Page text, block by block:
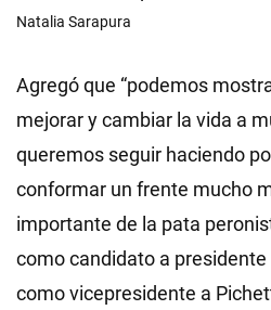
Natalia Sarapura
Agregó que “podemos
mejorar y cambiar la vida a
queremos seguir haciendo
conformar un frente mucho
importante de la pata
como candidato a presidente
como vicepresidente a